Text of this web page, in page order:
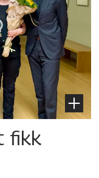
fikk